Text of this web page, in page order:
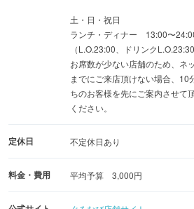
土・日・祝日
ランチ・ディナー 13:00〜
（L.O.23:00、ドリンクL.O.23:30
お席数が少ない店舗のため、ネ
までにご来店頂けない場合、10
ちのお客様を先にご案内させて
ください。
定休日 不定休日あり
料金・費用 平均予算 3,000円